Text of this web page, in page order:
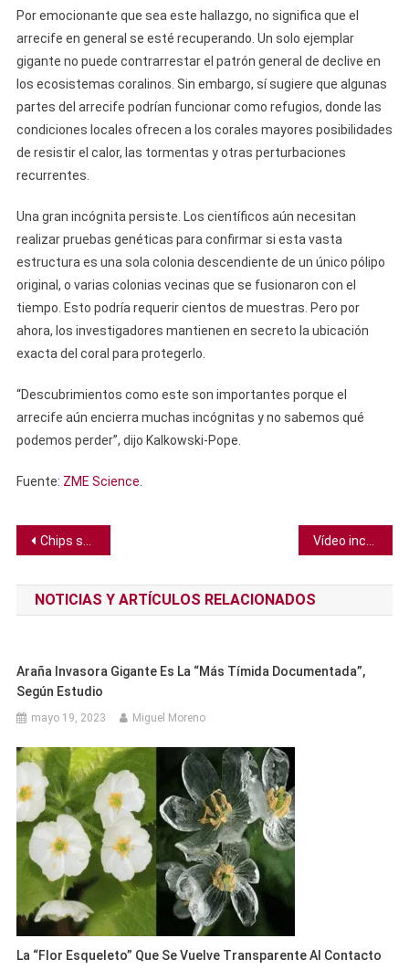
Por emocionante que sea este hallazgo, no significa que el
arrecife en general se esté recuperando. Un solo ejemplar
gigante no puede contrarrestar el patrón general de declive en
los ecosistemas coralinos. Sin embargo, sí sugiere que algunas
partes del arrecife podrían funcionar como refugios, donde las
condiciones locales ofrecen a los corales mayores posibilidades
de resistir el calor, las tormentas y otras perturbaciones
recurrentes.
Una gran incógnita persiste. Los científicos aún necesitan
realizar pruebas genéticas para confirmar si esta vasta
estructura es una sola colonia descendiente de un único pólipo
original, o varias colonias vecinas que se fusionaron con el
tiempo. Esto podría requerir cientos de muestras. Pero por
ahora, los investigadores mantienen en secreto la ubicación
exacta del coral para protegerlo.
“Descubrimientos como este son importantes porque el
arrecife aún encierra muchas incógnitas y no sabemos qué
podemos perder”, dijo Kalkowski-Pope.
Fuente: ZME Science
Navegación
de
entradas
Chips sensores ayudan a identificar deepfakes añadiendo datos criptográficos a la cámara
NOTICIAS Y ARTÍCULOS RELACIONADOS
Araña Invasora Gigante Es La “más Tímida Documentada”,
Según Estudio
mayo 19, 2023 Miguel Moreno
La “flor Esqueleto” Que Se Vuelve Transparente Al Contacto